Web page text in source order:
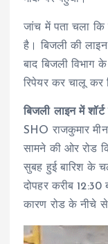
जांच में पता चला
है। बिजली की
बाद बिजली विभाग
रिपेयर कर चालू कर
बिजली लाइन में
SHO राजकुमार
सामने की ओर रोड
सुबह हुई बारिश के
दोपहर करीब
कारण रोड के नीचे